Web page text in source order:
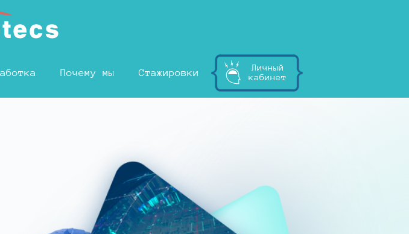
Почему мы Стажировки
Личный
кабинет